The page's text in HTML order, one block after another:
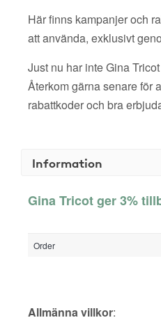
Här finns kampanjer och
att använda, exklusivt
Just nu har inte Gina
Återkom gärna senare för
rabattkoder och bra
Information
Gina Tricot ger 3%
Order
Allmänna villkor: